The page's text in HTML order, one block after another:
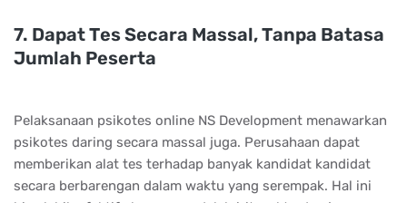
7. Dараt Tеѕ Sесаrа Mаѕѕаl, Tаnра Bаtаѕа
Jumlаh Pеѕеrtа
Pelaksanaan psikotes online NS Development menawarkan
psikotes daring secara massal juga. Perusahaan dapat
memberikan alat tes terhadap banyak kandidat kandidat
secara berbarengan dalam waktu yang serempak. Hal ini